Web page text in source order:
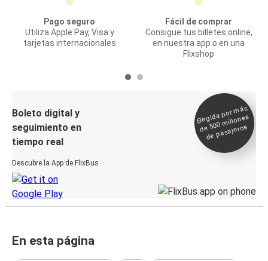
Pago seguro
Utiliza Apple Pay, Visa y
tarjetas internacionales
Fácil de comprar
Consigue tus billetes online,
en nuestra app o en una
Flixshop
Boleto digital y
seguimiento en
tiempo real
Descubre la App de FlixBus
Elegida por
más
de 500
millones
de pasajeros
En esta página